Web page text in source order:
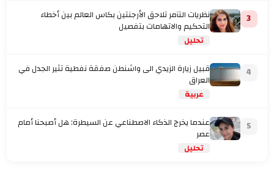
3 نظريات التآمر تلاحق الأرجنتين بكاس العالم بين أخطاء
التحكيم والاتهامات بتفصيل
تحليل
4 قبيل زيارة الزيدي الى واشنطن صفقة نفطية تثير الجدل في
العراق
عربية
5 عندما يخرج الذكاء الاصطناعي عن السيطرة: هل أصبحنا أمام
عصر
تحليل